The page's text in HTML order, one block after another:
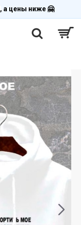
, а цены ниже 🤗